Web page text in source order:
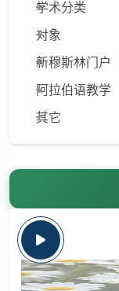
学术分类
对象
新穆斯林门户
阿拉伯语教学
其它